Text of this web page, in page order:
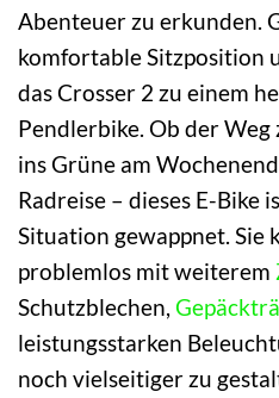
Abenteuer zu erkunden.
komfortable Sitzposition
das Crosser 2 zu einem
Pendlerbike. Ob der
ins Grüne am
Radreise – dieses E-Bike
Situation gewappnet. Sie
problemlos mit weiterem
Schutzblechen,
leistungsstarken
noch vielseitiger zu